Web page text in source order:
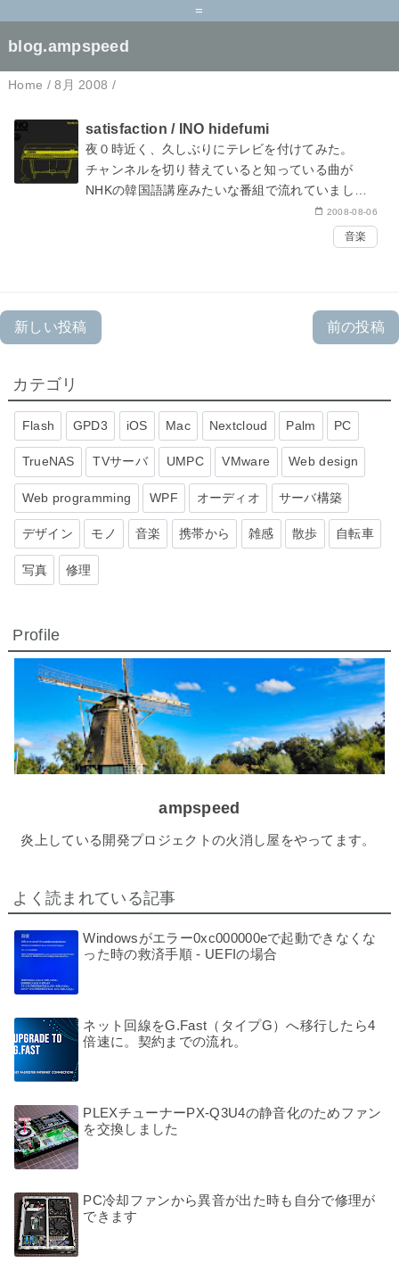
=
blog.ampspeed
Home /8月 2008 /
satisfaction / INO hidefumi
夜０時近く、久しぶりにテレビを付けてみた。
チャンネルを切り替えていると知っている曲が
NHKの韓国語講座みたいな番組で流れていまし
というアルバムの１曲
2008-08-06
音楽
新しい投稿 前の投稿
カテゴリ
Flash GPD3 iOS Mac Nextcloud Palm PC
TrueNAS TVサーバ UMPC VMware Web design
Web programming WPF オーディオ サーバ構築
デザイン モノ 音楽 携帯から 雑感 散歩 自転車
写真 修理
Profile
ampspeed
炎上している開発プロジェクトの火消し屋をやってます。
よく読まれている記事
Windowsがエラー0xc000000eで起動できなくな
った時の救済手順 - UEFIの場合
ネット回線をG.Fast（タイプG）へ移行したら4
倍速に。契約までの流れ。
PLEXチューナーPX-Q3U4の静音化のためファン
を交換しました
PC冷却ファンから異音が出た時も自分で修理が
できます